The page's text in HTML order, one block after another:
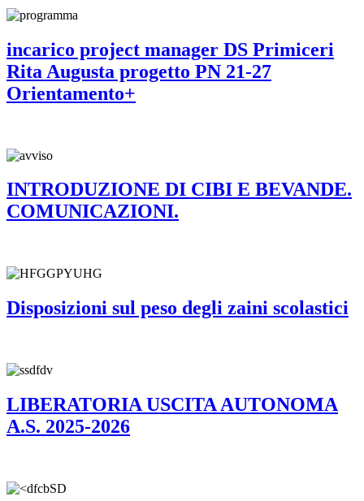
incarico project manager DS Primiceri
Rita Augusta progetto PN 21-27
Orientamento+
INTRODUZIONE DI CIBI E BEVANDE.
COMUNICAZIONI.
Disposizioni sul peso degli zaini scolastici
LIBERATORIA USCITA AUTONOMA
A.S. 2025-2026